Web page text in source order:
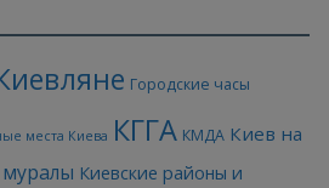
Городские часы
места Киева КГГА КМДА Киев на
Киевские районы и